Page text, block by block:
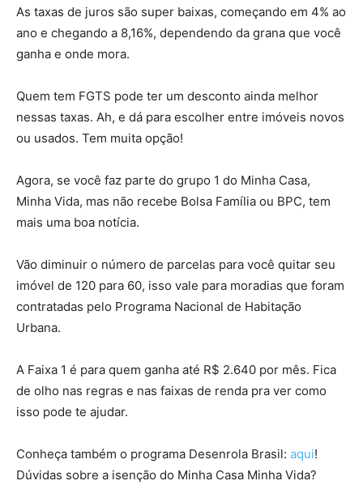
As taxas de juros são super baixas, começando em 4% ao
ano e chegando a 8,16%, dependendo da grana que você
ganha e onde mora.
Quem tem FGTS pode ter um desconto ainda melhor
nessas taxas. Ah, e dá para escolher entre imóveis novos
ou usados. Tem muita opção!
Agora, se você faz parte do grupo 1 do Minha Casa,
Minha Vida, mas não recebe Bolsa Família ou BPC, tem
mais uma boa notícia.
Vão diminuir o número de parcelas para você quitar seu
imóvel de 120 para 60, isso vale para moradias que foram
contratadas pelo Programa Nacional de Habitação
Urbana.
A Faixa 1 é para quem ganha até R$ 2.640 por mês. Fica
de olho nas regras e nas faixas de renda pra ver como
isso pode te ajudar.
Conheça também o programa Desenrola Brasil: aqui!
Dúvidas sobre a isenção do Minha Casa Minha Vida?